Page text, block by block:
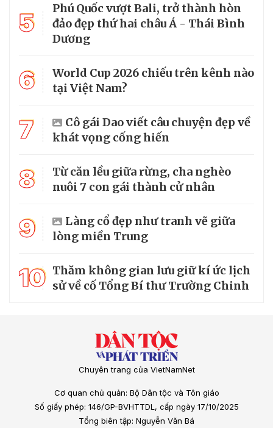
5
Phú Quốc vượt Bali, trở thành hòn
đảo đẹp thứ hai châu Á - Thái Bình
Dương
6
World Cup 2026 chiếu trên kênh nào
tại Việt Nam?
7
Cô gái Dao viết câu chuyện đẹp về
khát vọng cống hiến
8
Từ căn lều giữa rừng, cha nghèo
nuôi 7 con gái thành cử nhân
9
Làng cổ đẹp như tranh vẽ giữa
lòng miền Trung
10 Thăm không gian lưu giữ kí ức lịch
sử về cố Tổng Bí thư Trường Chinh
Chuyên trang của VietNamNet
Cơ quan chủ quản: Bộ Dân tộc và Tôn giáo
Số giấy phép: 146/GP-BVHTTDL, cấp ngày 17/10/2025
Tổng biên tập: Nguyễn Văn Bá